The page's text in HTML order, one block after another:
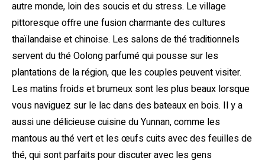
autre monde, loin des soucis et du stress. Le village
pittoresque offre une fusion charmante des cultures
thaïlandaise et chinoise. Les salons de thé traditionnels
servent du thé Oolong parfumé qui pousse sur les
plantations de la région, que les couples peuvent visiter.
Les matins froids et brumeux sont les plus beaux lorsque
vous naviguez sur le lac dans des bateaux en bois. Il y a
aussi une délicieuse cuisine du Yunnan, comme les
mantous au thé vert et les œufs cuits avec des feuilles de
thé, qui sont parfaits pour discuter avec les gens